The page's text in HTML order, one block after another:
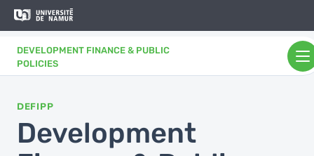
Aller au contenu principal
DEVELOPMENT FINANCE & PUBLIC
POLICIES
Aller
principal
DEFIPP
Development